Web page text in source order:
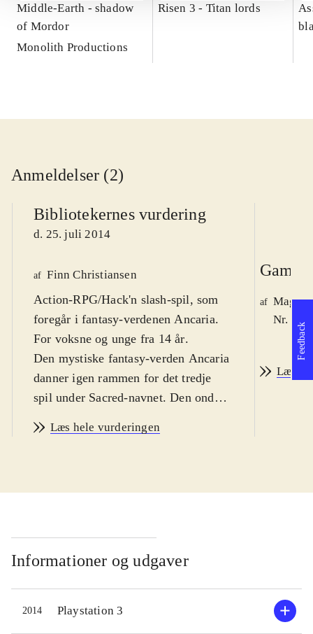
Middle-Earth - shadow
of Mordor
Monolith Productions
Risen 3 - Titan lords
Anmeldelser (2)
Bibliotekernes vurdering
d. 25. juli 2014
af Finn Christiansen
Action-RPG/Hack'n slash-spil, som
foregår i fantasy-verdenen Ancaria.
For voksne og unge fra 14 år.
Den mystiske fantasy-verden Ancaria
danner igen rammen for det tredje
spil under Sacred-navnet. Den onde
med at åbne portene til
vælge mellem fem forskellige
egenskaber og dermed spilles på
forskellige måder. De tre øvrige
roller spilles af enten computeren
eller kammerater. To kan spille
sammen på samme konsol. Undervejs
Læs hele vurderingen
Game
af
Nr.
Læs
Informationer og udgaver
2014 Playstation 3
Feedback